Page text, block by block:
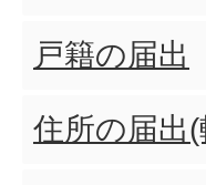
障害児福
特別障害
戸籍の届出
住所の届出